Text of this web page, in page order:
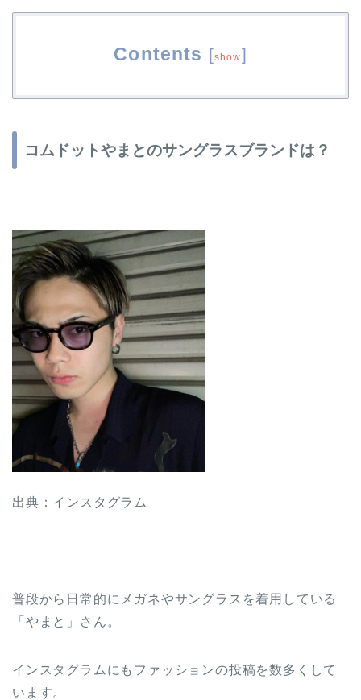
Contents [show]
コムドットやまとのサングラスブランドは？
出典：インスタグラム
普段から日常的にメガネやサングラスを着用している
「やまと」さん。
インスタグラムにもファッションの投稿を数多くして
います。